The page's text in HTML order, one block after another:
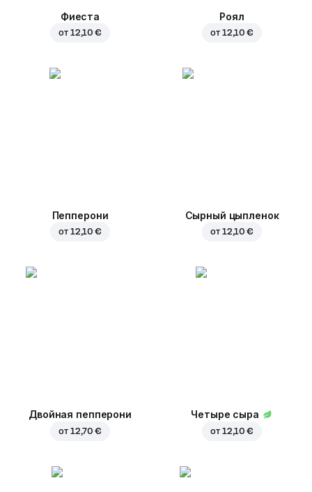
Фиеста
от 12,10 €
Роял
от 12,10 €
Пепперони
от 12,10 €
Сырный цыпленок
от 12,10 €
Двойная пепперони
от 12,70 €
Четыре сыра
от 12,10 €